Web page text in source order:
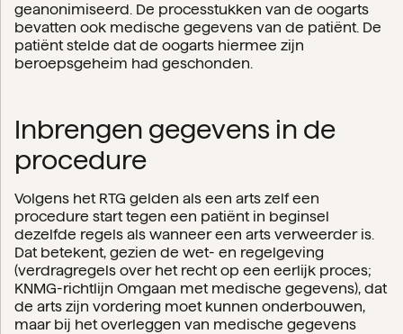
geanonimiseerd. De processtukken van de oogarts
bevatten ook medische gegevens van de patiënt. De
patiënt stelde dat de oogarts hiermee zijn
beroepsgeheim had geschonden.
Inbrengen gegevens in de
procedure
Volgens het RTG gelden als een arts zelf een
procedure start tegen een patiënt in beginsel
dezelfde regels als wanneer een arts verweerder is.
Dat betekent, gezien de wet- en regelgeving
(verdragregels over het recht op een eerlijk proces;
KNMG-richtlijn Omgaan met medische gegevens), dat
de arts zijn vordering moet kunnen onderbouwen,
maar bij het overleggen van medische gegevens